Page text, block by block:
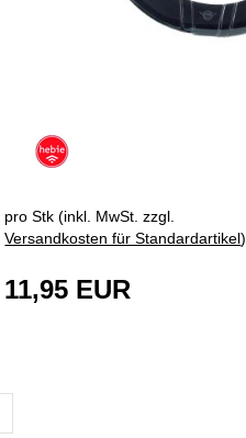
pro Stk (inkl. MwSt. zzgl.
Versandkosten für Standardartikel)
11,95 EUR